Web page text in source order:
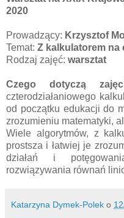
2020
Prowadzący: Krzysztof
Temat: Z kalkulatorem na
Rodzaj zajęć: warsztat
Czego dotyczą
czterodziałaniowego
od początku edukacji do
zrozumieniu matematyki,
Wiele algorytmów, z
prostsza i łatwiej je
działań i
rozwiązywania równań
Katarzyna Dymek-Polek o